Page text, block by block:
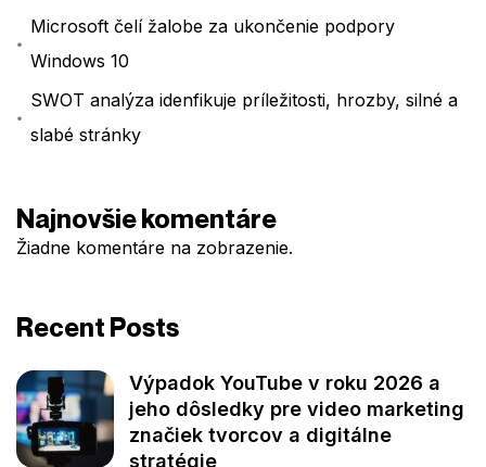
Microsoft čelí žalobe za ukončenie podpory
Windows 10
SWOT analýza idenfikuje príležitosti, hrozby, silné a
slabé stránky
Najnovšie komentáre
Žiadne komentáre na zobrazenie.
Recent Posts
Výpadok YouTube v roku 2026 a
jeho dôsledky pre video marketing
značiek tvorcov a digitálne
stratégie